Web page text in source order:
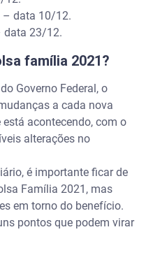
– data 10/12.
data 23/12.
família 2021?
Governo Federal, o
a cada nova
acontecendo, com o
alterações no
é importante ficar de
Família 2021, mas
em torno do benefício.
pontos que podem virar